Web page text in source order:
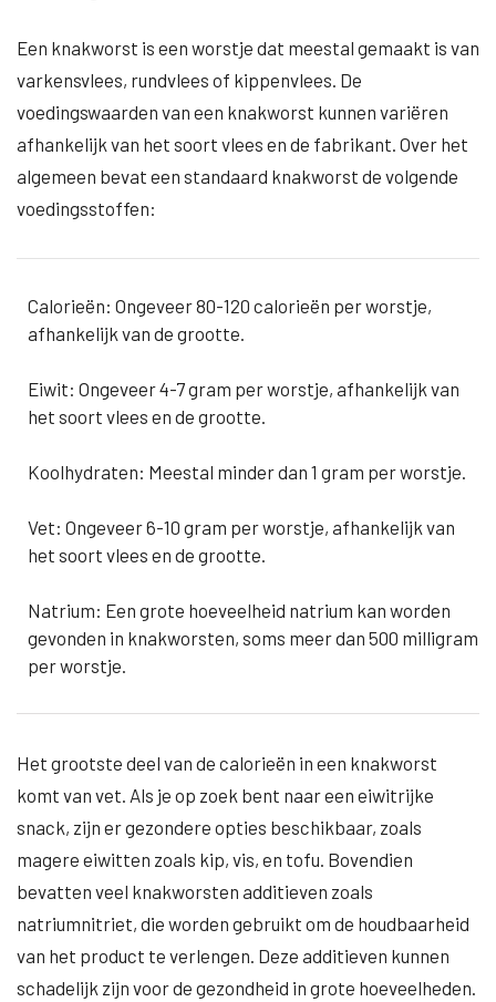
Een knakworst is een worstje dat meestal gemaakt is van
varkensvlees, rundvlees of kippenvlees. De
voedingswaarden van een knakworst kunnen variëren
afhankelijk van het soort vlees en de fabrikant. Over het
algemeen bevat een standaard knakworst de volgende
voedingsstoffen:
Calorieën: Ongeveer 80-120 calorieën per worstje,
afhankelijk van de grootte.
Eiwit: Ongeveer 4-7 gram per worstje, afhankelijk van
het soort vlees en de grootte.
Koolhydraten: Meestal minder dan 1 gram per worstje.
Vet: Ongeveer 6-10 gram per worstje, afhankelijk van
het soort vlees en de grootte.
Natrium: Een grote hoeveelheid natrium kan worden
gevonden in knakworsten, soms meer dan 500 milligram
per worstje.
Het grootste deel van de calorieën in een knakworst
komt van vet. Als je op zoek bent naar een eiwitrijke
snack, zijn er gezondere opties beschikbaar, zoals
magere eiwitten zoals kip, vis, en tofu. Bovendien
bevatten veel knakworsten additieven zoals
natriumnitriet, die worden gebruikt om de houdbaarheid
van het product te verlengen. Deze additieven kunnen
schadelijk zijn voor de gezondheid in grote hoeveelheden.